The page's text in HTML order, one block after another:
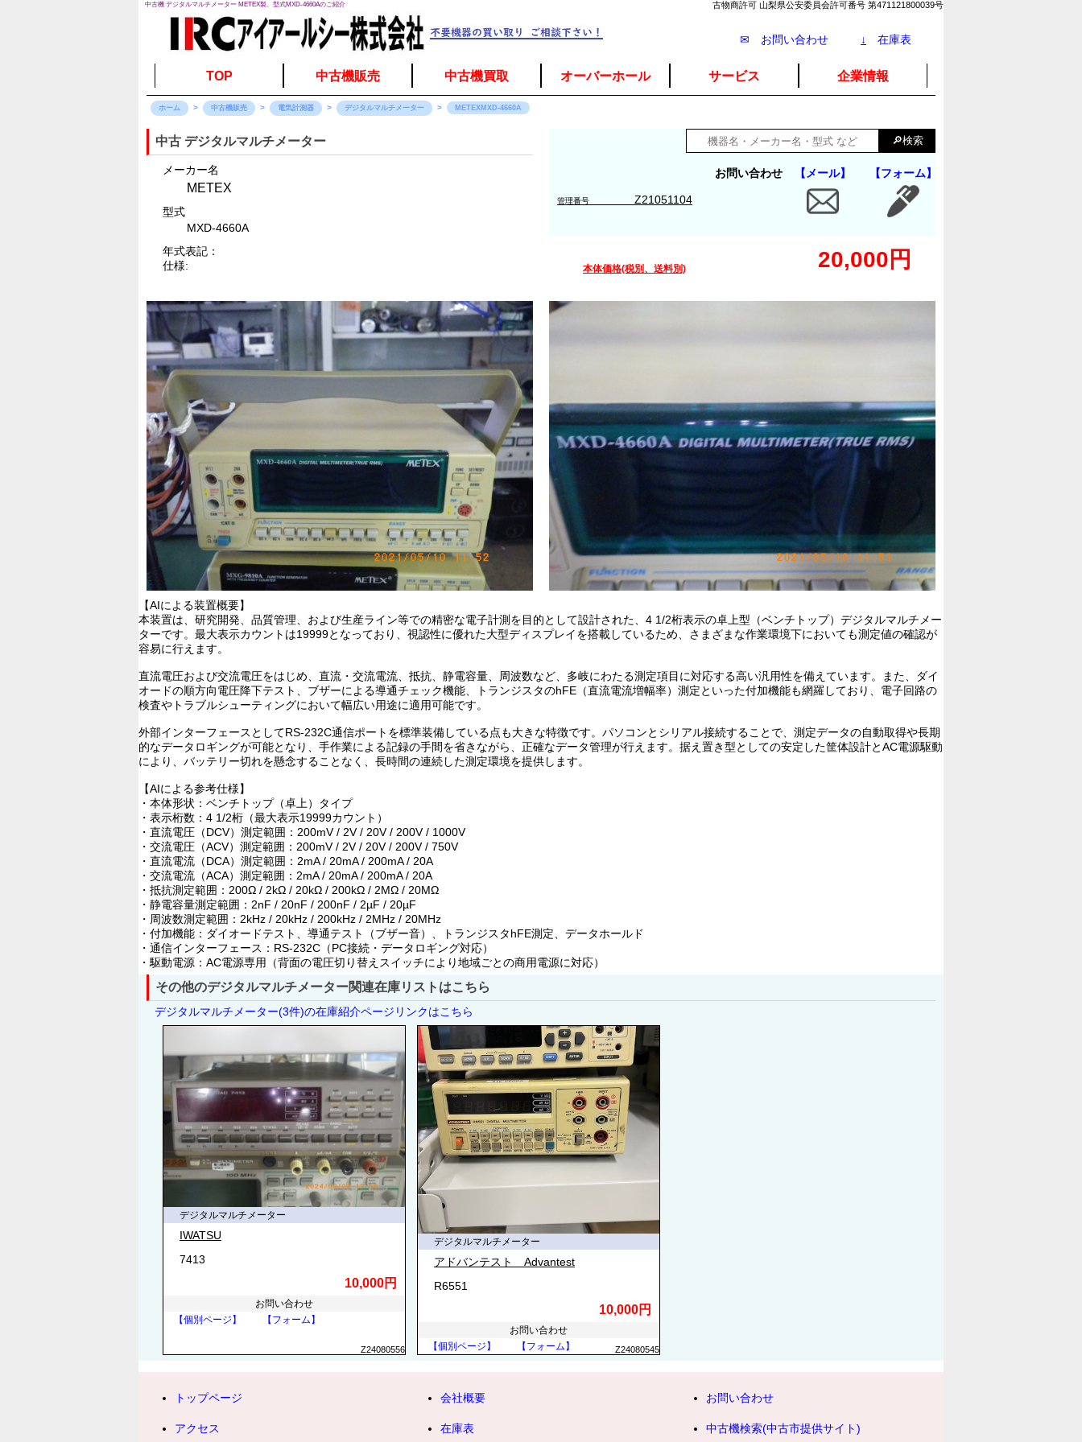
中古機 デジタルマルチメーター METEX製、型式MXD-4660Aのご紹介 古物商許可 山梨県公安委員会許可番号 第471121800039号
✉ お問い合わせ ↓ 在庫表
TOP 中古機販売 中古機買取 オーバーホール サービス 企業情報
ホーム 中古機販売 電気計測器 デジタルマルチメーター METEXMXD-4660A
お問い合わせ 【メール】 【フォーム】
管理番号 Z21051104
中古 デジタルマルチメーター
メーカー名
METEX
型式
MXD-4660A
年式表記：
仕様:
本体価格(税別、送料別) 20,000円
【AIによる装置概要】
本装置は、研究開発、品質管理、および生産ライン等での精密な電子計測を目的として設計された、4 1/2桁表示の卓上型（ベンチトップ）デジタルマルチメー
ターです。最大表示カウントは19999となっており、視認性に優れた大型ディスプレイを搭載しているため、さまざまな作業環境下においても測定値の確認が
容易に行えます。
直流電圧および交流電圧をはじめ、直流・交流電流、抵抗、静電容量、周波数など、多岐にわたる測定項目に対応する高い汎用性を備えています。また、ダイ
オードの順方向電圧降下テスト、ブザーによる導通チェック機能、トランジスタのhFE（直流電流増幅率）測定といった付加機能も網羅しており、電子回路の
検査やトラブルシューティングにおいて幅広い用途に適用可能です。
外部インターフェースとしてRS-232C通信ポートを標準装備している点も大きな特徴です。パソコンとシリアル接続することで、測定データの自動取得や長期
的なデータロギングが可能となり、手作業による記録の手間を省きながら、正確なデータ管理が行えます。据え置き型としての安定した筐体設計とAC電源駆動
により、バッテリー切れを懸念することなく、長時間の連続した測定環境を提供します。
【AIによる参考仕様】
・本体形状：ベンチトップ（卓上）タイプ
・表示桁数：4 1/2桁（最大表示19999カウント）
・直流電圧（DCV）測定範囲：200mV / 2V / 20V / 200V / 1000V
・交流電圧（ACV）測定範囲：200mV / 2V / 20V / 200V / 750V
・直流電流（DCA）測定範囲：2mA / 20mA / 200mA / 20A
・交流電流（ACA）測定範囲：2mA / 20mA / 200mA / 20A
・抵抗測定範囲：200Ω / 2kΩ / 20kΩ / 200kΩ / 2MΩ / 20MΩ
・静電容量測定範囲：2nF / 20nF / 200nF / 2µF / 20µF
・周波数測定範囲：2kHz / 20kHz / 200kHz / 2MHz / 20MHz
・付加機能：ダイオードテスト、導通テスト（ブザー音）、トランジスタhFE測定、データホールド
・通信インターフェース：RS-232C（PC接続・データロギング対応）
・駆動電源：AC電源専用（背面の電圧切り替えスイッチにより地域ごとの商用電源に対応）
その他のデジタルマルチメーター関連在庫リストはこちら
デジタルマルチメーター(3件)の在庫紹介ページリンクはこちら
デジタルマルチメーター
IWATSU
7413
10,000円
お問い合わせ
【個別ページ】
【フォーム】
Z24080556
デジタルマルチメーター
アドバンテスト Advantest
R6551
10,000円
お問い合わせ
【個別ページ】
【フォーム】 Z24080545
トップページ 会社概要 お問い合わせ
アクセス 在庫表 中古機検索(中古市提供サイト)